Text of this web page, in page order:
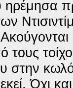
στην
Όχι